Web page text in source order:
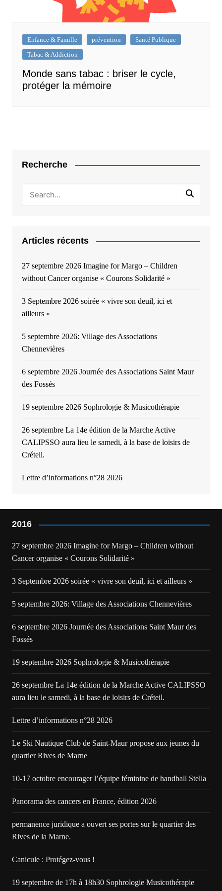
Enfance & Famille prévention
Santé Publique
Tabac & Addiction
Monde sans tabac : briser le cycle,
protéger la mémoire
Recherche
Articles récents
27 septembre 2026 Imagine for Margo – Children
without Cancer organise « Courons Solidarité »
3 Septembre 2026 soirée « vivre son deuil, ici et
ailleurs »
5 septembre 2026: Village des Associations
Chennevières
6 septembre 2026 Journée des Associations Saint Maur
des Fossés
19 septembre 2026 Sophrologie & Musicothérapie
26 septembre La 14e édition de la Marche Active
CALIPSSO aura lieu le samedi, à la base de loisirs de
Créteil.
Lettre d’informations n°28 2026
2016
27 septembre 2026 Imagine for Margo – Children without
Cancer organise « Courons Solidarité »
3 Septembre 2026 soirée « vivre son deuil, ici et ailleurs »
5 septembre 2026: Village des Associations Chennevières
6 septembre 2026 Journée des Associations Saint Maur des
Fossés
19 septembre 2026 Sophrologie & Musicothérapie
26 septembre La 14e édition de la Marche Active CALIPSSO
aura lieu le samedi, à la base de loisirs de Créteil.
Lettre d’informations n°28 2026
Le Ski Nautique Club de Saint-Maur propose aux jeunes du
quartier Rives de Marne
10-17 octobre encourager l’équipe féminine de handball Stella
Panorama des cancers en France, édition 2026
permanence juridique a ouvert ses portes sur le quartier des
Rives de la Marne.
Canicule : Protégez-vous !
19 septembre de 17h à 18h30 Sophrologie Musicothérapie